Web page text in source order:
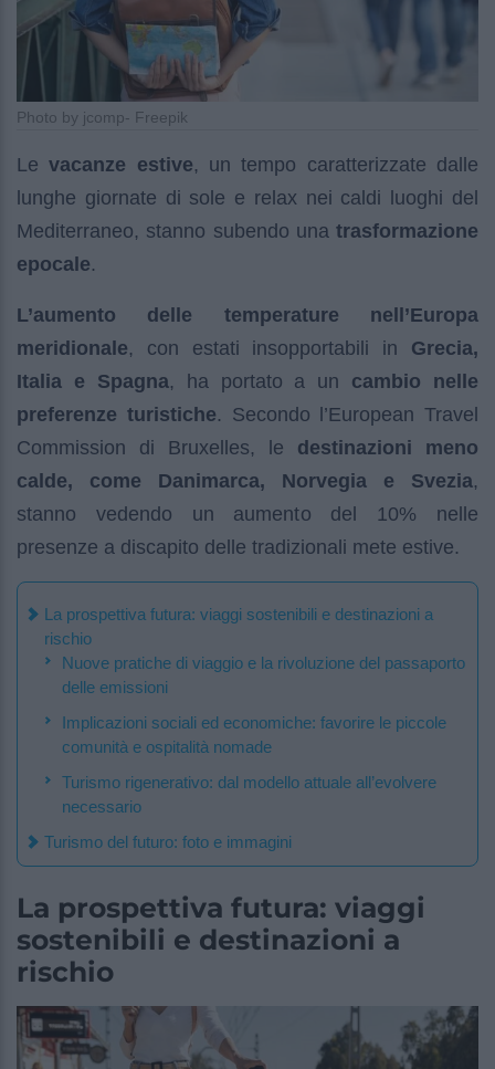
Photo by jcomp- Freepik
Levacanze estive, un tempo caratterizzate dalle
lunghe giornate di sole e relax nei caldi luoghi del
Mediterraneo, stanno subendo una trasformazione
epocale.
L’aumento delle temperature nell’Europa
meridionale, con estati insopportabili in Grecia,
Italia e Spagna, ha portato a un cambio nelle
preferenze turistiche. Secondo l’European Travel
Commission di Bruxelles, le destinazioni meno
calde, come Danimarca, Norvegia e Svezia,
stanno vedendo un aumento del 10% nelle
presenze a discapito delle tradizionali mete estive.
La prospettiva futura: viaggi sostenibili e destinazioni a
rischio
Nuove pratiche di viaggio e la rivoluzione del passaporto
delle emissioni
Implicazioni sociali ed economiche: favorire le piccole
comunità e ospitalità nomade
Turismo rigenerativo: dal modello attuale all’evolvere
necessario
Turismo del futuro: foto e immagini
La prospettiva futura: viaggi
sostenibili e destinazioni a
rischio